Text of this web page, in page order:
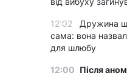
12:02
Дружина
сама: вона
для шлюбу
12:00 Після